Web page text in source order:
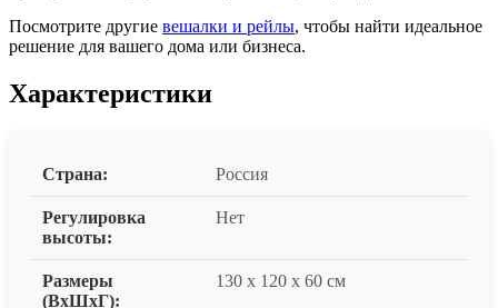
Посмотрите другие вешалки и рейлы, чтобы найти идеальное
решение для вашего дома или бизнеса.
Характеристики
Страна: Россия
Регулировка
высоты:
Нет
Размеры
(ВxШxГ):
130 x 120 x 60 см